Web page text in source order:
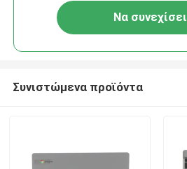
Να συνεχίσει
Συνιστώμενα προϊόντα